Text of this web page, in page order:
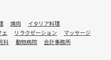
焼肉
イタリア料理
リラクゼーション
マッサージ
科 動物病院
会計事務所